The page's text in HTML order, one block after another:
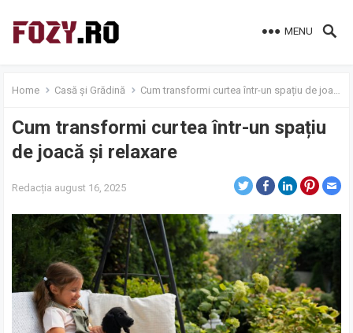
MENU
Home Casă și Grădină Cum transformi curtea într-un spațiu de joacă și relaxare
Cum transformi curtea într-un spațiu
de joacă și relaxare
Redacția august 16, 2025